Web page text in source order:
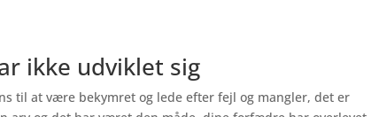
ikke udviklet sig
til at være bekymret og lede efter fejl og mangler, det er